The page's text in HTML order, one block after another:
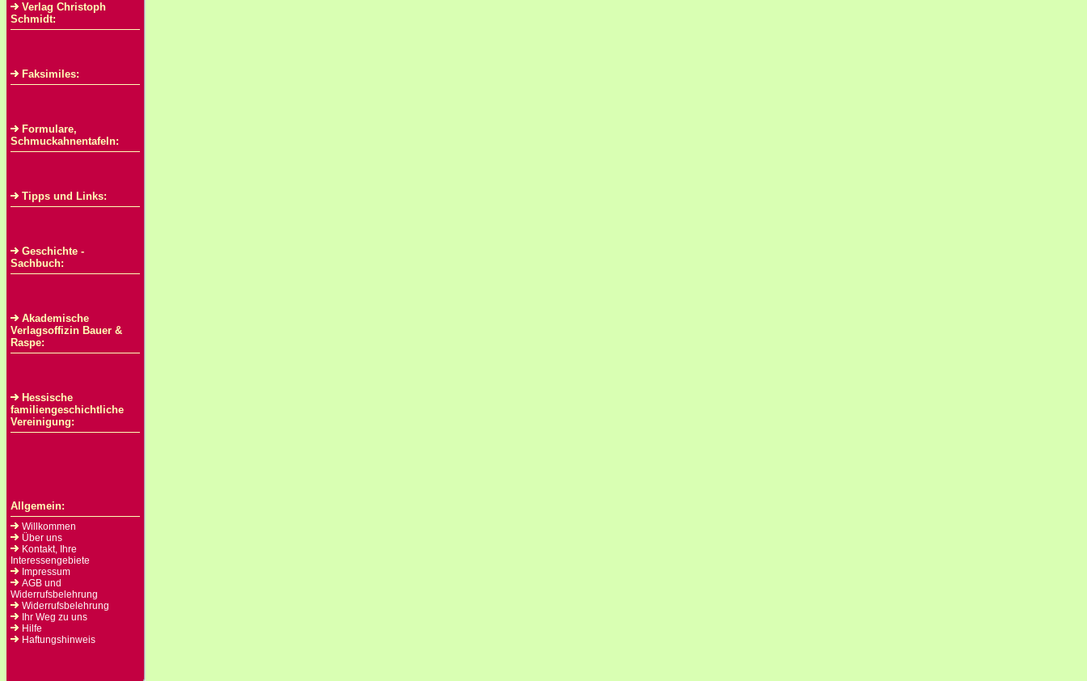
Verlag Christoph
Schmidt:
Faksimiles:
Formulare,
Schmuckahnentafeln:
Tipps und Links:
Geschichte -
Sachbuch:
Akademische
Verlagsoffizin Bauer &
Raspe:
Hessische
familiengeschichtliche
Vereinigung:
Allgemein:
Willkommen
Über uns
Kontakt, Ihre
Interessengebiete
Impressum
AGB und
Widerrufsbelehrung
Widerrufsbelehrung
Ihr Weg zu uns
Hilfe
Haftungshinweis